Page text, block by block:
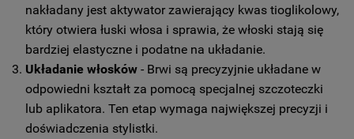
nakładany jest aktywator zawierający kwas tioglikolowy,
który otwiera łuski włosa i sprawia, że włoski stają się
bardziej elastyczne i podatne na układanie.
Układanie włosków - Brwi są precyzyjnie układane w
odpowiedni kształt za pomocą specjalnej szczoteczki
lub aplikatora. Ten etap wymaga największej precyzji i
doświadczenia stylistki.